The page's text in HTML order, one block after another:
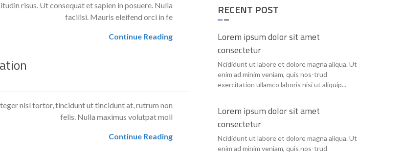
risus. Ut consequat et sapien in posuere. Nulla
facilisi. Mauris eleifend orci in fe
Continue Reading
nisl tortor, tincidunt ut tincidunt at, rutrum non
felis. Nulla maximus volutpat moll
Continue Reading
RECENT POST
Lorem ipsum dolor sit amet
consectetur
Ncididunt ut labore et dolore magna aliqua. Ut
enim ad minim veniam, quis nos-trud
exercitation ullamco laboris nisi ut aliquip...
Lorem ipsum dolor sit amet
consectetur
Ncididunt ut labore et dolore magna aliqua. Ut
enim ad minim veniam, quis nos-trud